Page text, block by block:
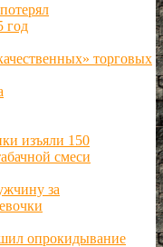
год
торговых
изъяли 150
смеси
за
опрокидывание